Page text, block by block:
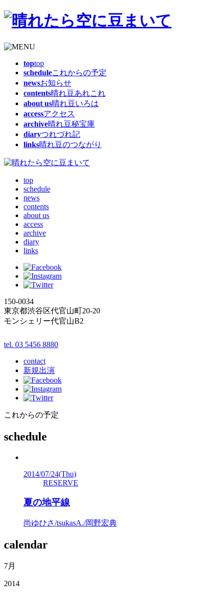
toptop
scheduleこれからの予定
newsお知らせ
contents晴れ豆あれこれ
about us晴れ豆いろは
accessアクセス
archive晴れ豆秘宝庫
diaryつれづれ記
links晴れ豆のつながり
top
schedule
news
contents
about us
access
archive
diary
links
150-0034
東京都渋谷区代官山町20-20
モンシェリー代官山B2
tel. 03 5456 8880
contact
新規出演
これからの予定
schedule
2014/07/24(Thu)
RESERVE
夏の地平線
尚ゆひさ/tsukasA./岡野宏典
calendar
7月
2014